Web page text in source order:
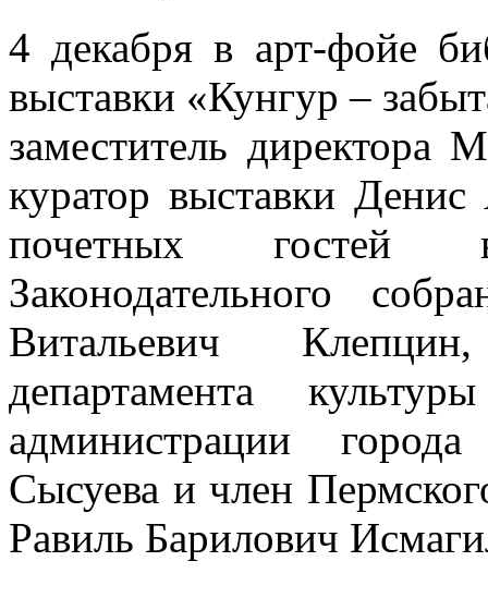
4 декабря в арт-фойе
выставки «Кунгур –
заместитель директора
куратор выставки
почетных гостей
Законодательного
Витальевич
департамента
администрации
Сысуева и член
Равиль Барилович